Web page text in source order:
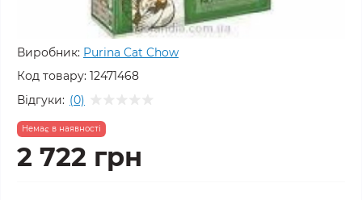
Виробник: Purina Cat Chow
Код товару: 12471468
Відгуки: (0)
Немає в наявності
2 722 грн